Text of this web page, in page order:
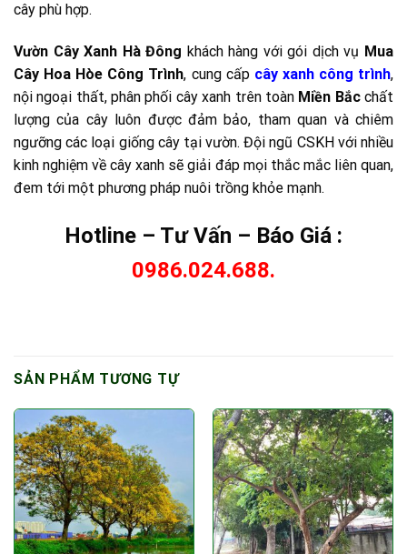
cây phù hợp.
Vườn Cây Xanh Hà Đông khách hàng với gói dịch vụ Mua
Cây Hoa Hòe Công Trình, cung cấp cây xanh công trình,
nội ngoại thất, phân phối cây xanh trên toàn Miền Bắcchất
lượng của cây luôn được đảm bảo, tham quan và chiêm
ngưỡng các loại giống cây tại vườn. Đội ngũ CSKH với nhiều
kinh nghiệm về cây xanh sẽ giải đáp mọi thắc mắc liên quan,
đem tới một phương pháp nuôi trồng khỏe mạnh.
Hotline – Tư Vấn – Báo Giá :
0986.024.688.
SẢN PHẨM TƯƠNG TỰ